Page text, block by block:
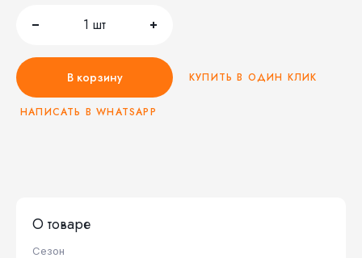
1 шт
В корзину КУПИТЬ В ОДИН КЛИК
НАПИСАТЬ В WHATSAPP
О товаре
Сезон